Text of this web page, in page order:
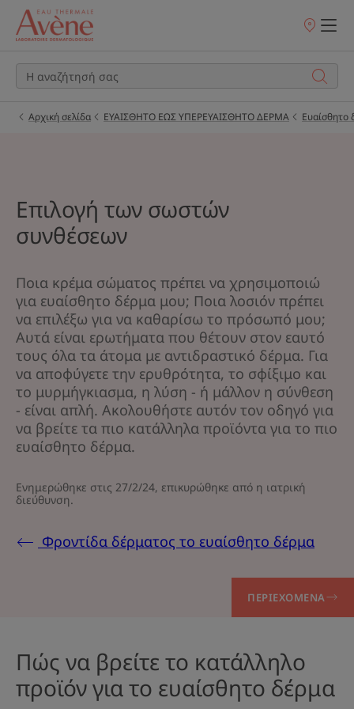
Σημεία
Αρχική σελίδα ΕΥΑΙΣΘΗΤΟ ΕΩΣ ΥΠΕΡΕΥΑΙΣΘΗΤΟ ΔΕΡΜΑ Ευαίσθητο
Επιλογή των σωστών
συνθέσεων
Ποια κρέμα σώματος πρέπει να χρησιμοποιώ
για ευαίσθητο δέρμα μου; Ποια λοσιόν πρέπει
να επιλέξω για να καθαρίσω το πρόσωπό μου;
Αυτά είναι ερωτήματα που θέτουν στον εαυτό
τους όλα τα άτομα με αντιδραστικό δέρμα. Για
να αποφύγετε την ερυθρότητα, το σφίξιμο και
το μυρμήγκιασμα, η λύση - ή μάλλον η σύνθεση
- είναι απλή. Ακολουθήστε αυτόν τον οδηγό για
να βρείτε τα πιο κατάλληλα προϊόντα για το πιο
ευαίσθητο δέρμα.
Ενημερώθηκε στις 27/2/24, επικυρώθηκε από η ιατρική
διεύθυνση.
Φροντίδα δέρματος το ευαίσθητο δέρμα
ΠΕΡΙΕΧΌΜΕΝΑ
Πώς να βρείτε το κατάλληλο
προϊόν για το ευαίσθητο δέρμα